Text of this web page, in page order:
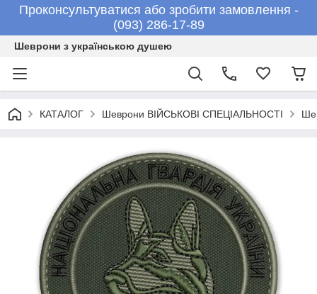
Проконсультуватися або зробити замовлення -
(093) 286-17-89
Шеврони з українською душею
КАТАЛОГ Шеврони ВІЙСЬКОВІ СПЕЦІАЛЬНОСТІ